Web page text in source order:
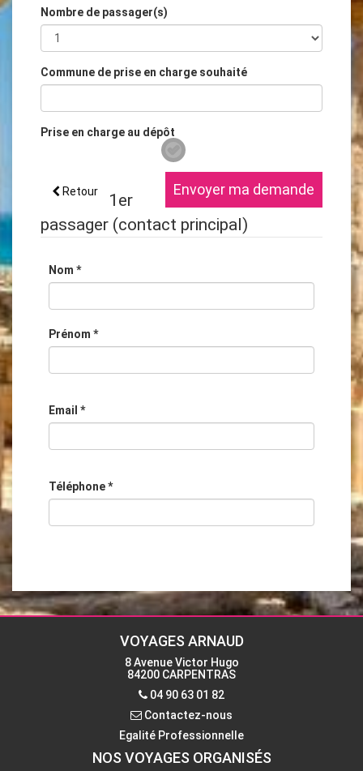
Nombre de passager(s)
Commune de prise en charge souhaité
Prise en charge au dépôt
Envoyer ma demande
Retour
1er
passager (contact principal)
Nom *
Prénom *
Email *
Téléphone*
VOYAGES ARNAUD
8 Avenue Victor Hugo
84200 CARPENTRAS
04 90 63 01 82
Contactez-nous
Egalité Professionnelle
NOS VOYAGES ORGANISÉS